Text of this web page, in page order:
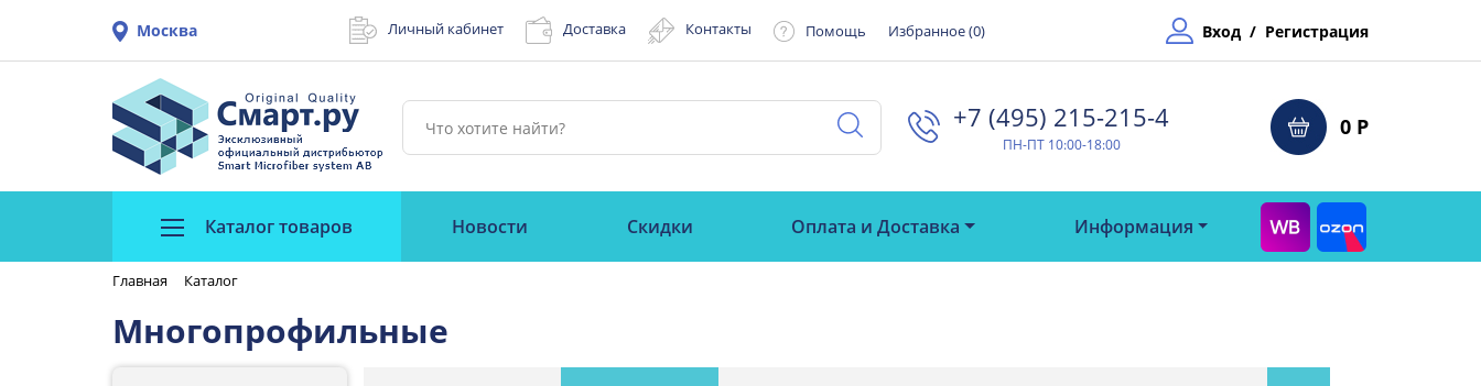
Москва Личный кабинет Доставка Контакты Помощь Избранное (0) Вход / Регистрация
+7 (495) 215-215-4⁠
ПН-ПТ 10:00-18:00
0 Р
Каталог товаров Новости Скидки Оплата и Доставка Информация
Главная Каталог
Многопрофильные